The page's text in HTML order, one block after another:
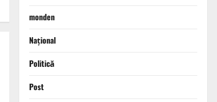
monden
Național
Politică
Post